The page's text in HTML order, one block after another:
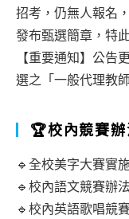
招考，仍無人報名
發布甄選簡章，特
【重要通知】公告
選之「一般代理教
🏆校內競賽辦
🔹全校美字大賽實
🔹校內語文競賽辦法
🔹校內英語歌唱競